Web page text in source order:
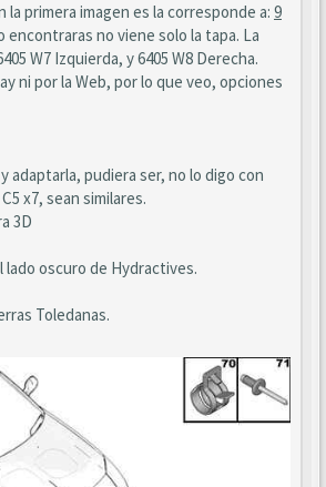
la primera imagen es la corresponde a: 9
encontraras no viene solo la tapa. La
W7 Izquierda, y 6405 W8 Derecha.
ni por la Web, por lo que veo, opciones
adaptarla, pudiera ser, no lo digo con
x7, sean similares.
3D
lado oscuro de Hydractives.
Toledanas.